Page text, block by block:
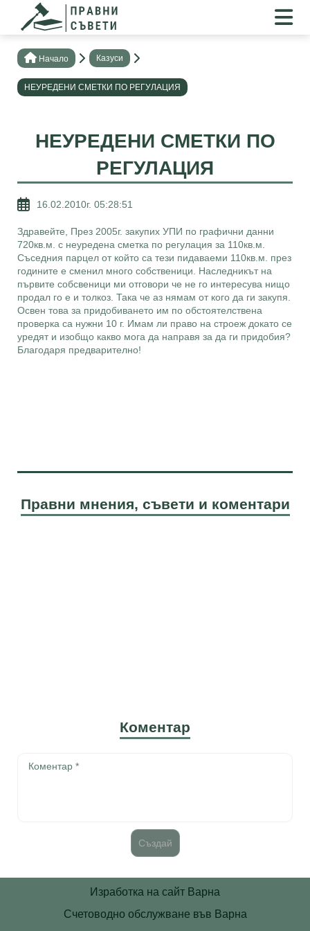
Нaчало Казуси
НЕУРЕДЕНИ СМЕТКИ ПО РЕГУЛАЦИЯ
НЕУРЕДЕНИ СМЕТКИ ПО
РЕГУЛАЦИЯ
16.02.2010г. 05:28:51
Здравейте, През 2005г. закупих УПИ по графични данни
720кв.м. с неуредена сметка по регулация за 110кв.м.
Съседния парцел от който са тези пидаваеми 110кв.м. през
годините е сменил много собственици. Наследникът на
първите собсвеници ми отговори че не го интересува нищо
продал го е и толкоз. Така че аз нямам от кого да ги закупя.
Освен това за придобиването им по обстоятелствена
проверка са нужни 10 г. Имам ли право на строеж докато се
уредят и изобщо какво мога да направя за да ги придобия?
Благодаря предварително!
Правни мнения, съвети и коментари
Коментар
Изработка на сайт Варна
Счетоводно обслужване във Варна